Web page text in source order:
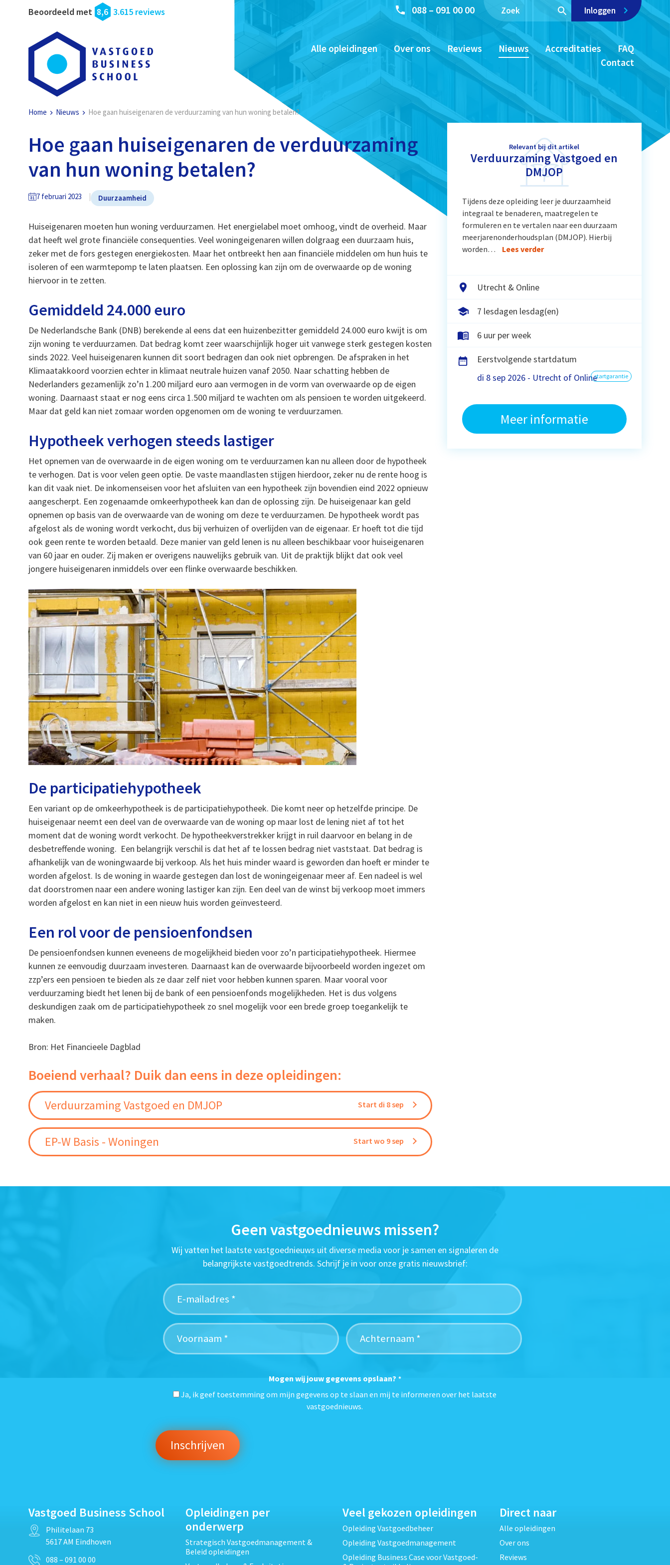
Beoordeeld met 8,6 3.615 reviews 088 – 091 00 00 Inloggen
Alle opleidingen Over ons Reviews Nieuws Accreditaties
FAQ
Contact
Home Nieuws Hoe gaan huiseigenaren de verduurzaming van hun woning betalen?
Hoe gaan huiseigenaren de verduurzaming
van hun woning betalen?
7 februari 2023 Duurzaamheid
Huiseigenaren moeten hun woning verduurzamen. Het energielabel moet omhoog, vindt de overheid. Maar
dat heeft wel grote financiële consequenties. Veel woningeigenaren willen dolgraag een duurzaam huis,
zeker met de fors gestegen energiekosten. Maar het ontbreekt hen aan financiële middelen om hun huis te
isoleren of een warmtepomp te laten plaatsen. Een oplossing kan zijn om de overwaarde op de woning
hiervoor in te zetten.
Gemiddeld 24.000 euro
De Nederlandsche Bank (DNB) berekende al eens dat een huizenbezitter gemiddeld 24.000 euro kwijt is om
zijn woning te verduurzamen. Dat bedrag komt zeer waarschijnlijk hoger uit vanwege sterk gestegen kosten
sinds 2022. Veel huiseigenaren kunnen dit soort bedragen dan ook niet opbrengen. De afspraken in het
Klimaatakkoord voorzien echter in klimaat neutrale huizen vanaf 2050. Naar schatting hebben de
Nederlanders gezamenlijk zo’n 1.200 miljard euro aan vermogen in de vorm van overwaarde op de eigen
woning. Daarnaast staat er nog eens circa 1.500 miljard te wachten om als pensioen te worden uitgekeerd.
Maar dat geld kan niet zomaar worden opgenomen om de woning te verduurzamen.
Hypotheek verhogen steeds lastiger
Het opnemen van de overwaarde in de eigen woning om te verduurzamen kan nu alleen door de hypotheek
te verhogen. Dat is voor velen geen optie. De vaste maandlasten stijgen hierdoor, zeker nu de rente hoog is
kan dit vaak niet. De inkomenseisen voor het afsluiten van een hypotheek zijn bovendien eind 2022 opnieuw
aangescherpt. Een zogenaamde omkeerhypotheek kan dan de oplossing zijn. De huiseigenaar kan geld
opnemen op basis van de overwaarde van de woning om deze te verduurzamen. De hypotheek wordt pas
afgelost als de woning wordt verkocht, dus bij verhuizen of overlijden van de eigenaar. Er hoeft tot die tijd
ook geen rente te worden betaald. Deze manier van geld lenen is nu alleen beschikbaar voor huiseigenaren
van 60 jaar en ouder. Zij maken er overigens nauwelijks gebruik van. Uit de praktijk blijkt dat ook veel
jongere huiseigenaren inmiddels over een flinke overwaarde beschikken.
De participatiehypotheek
Een variant op de omkeerhypotheek is de participatiehypotheek. Die komt neer op hetzelfde principe. De
huiseigenaar neemt een deel van de overwaarde van de woning op maar lost de lening niet af tot het
moment dat de woning wordt verkocht. De hypotheekverstrekker krijgt in ruil daarvoor en belang in de
desbetreffende woning. Een belangrijk verschil is dat het af te lossen bedrag niet vaststaat. Dat bedrag is
afhankelijk van de woningwaarde bij verkoop. Als het huis minder waard is geworden dan hoeft er minder te
worden afgelost. Is de woning in waarde gestegen dan lost de woningeigenaar meer af. Een nadeel is wel
dat doorstromen naar een andere woning lastiger kan zijn. Een deel van de winst bij verkoop moet immers
worden afgelost en kan niet in een nieuw huis worden geïnvesteerd.
Een rol voor de pensioenfondsen
De pensioenfondsen kunnen eveneens de mogelijkheid bieden voor zo’n participatiehypotheek. Hiermee
kunnen ze eenvoudig duurzaam investeren. Daarnaast kan de overwaarde bijvoorbeeld worden ingezet om
zzp’ers een pensioen te bieden als ze daar zelf niet voor hebben kunnen sparen. Maar vooral voor
verduurzaming biedt het lenen bij de bank of een pensioenfonds mogelijkheden. Het is dus volgens
deskundigen zaak om de participatiehypotheek zo snel mogelijk voor een brede groep toegankelijk te
maken.
Bron: Het Financieele Dagblad
Boeiend verhaal? Duik dan eens in deze opleidingen:
Verduurzaming Vastgoed en DMJOP Start di 8 sep
EP-W Basis - Woningen Start wo 9 sep
Relevant bij dit artikel
Verduurzaming Vastgoed en
DMJOP
Tijdens deze opleiding leer je duurzaamheid
integraal te benaderen, maatregelen te
formuleren en te vertalen naar een duurzaam
meerjarenonderhoudsplan (DMJOP). Hierbij
worden…
Lees verder
Utrecht & Online
7 lesdagen lesdag(en)
6 uur per week
Eerstvolgende startdatum
di 8 sep 2026 - Utrecht of Onlinestartgarantie
Meer informatie
Geen vastgoednieuws missen?
Wij vatten het laatste vastgoednieuws uit diverse media voor je samen en signaleren de
belangrijkste vastgoedtrends. Schrijf je in voor onze gratis nieuwsbrief:
Mogen wij jouw gegevens opslaan? *
Ja, ik geef toestemming om mijn gegevens op te slaan en mij te informeren over het laatste
vastgoednieuws.
Vastgoed Business School
Philitelaan 73
5617 AM Eindhoven
088 – 091 00 00
Opleidingen per
onderwerp
Strategisch Vastgoedmanagement &
Beleid opleidingen
Veel gekozen opleidingen
Opleiding Vastgoedbeheer
Opleiding Vastgoedmanagement
Opleiding Business Case voor Vastgoed-
Direct naar
Alle opleidingen
Over ons
Reviews